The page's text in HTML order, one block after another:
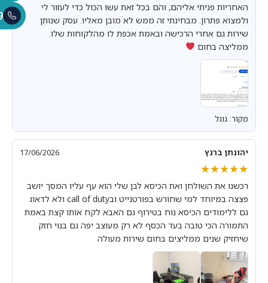
האחריות פניתי אליהם, והם בכל זאת עשו הכול כדי לעזור לי
ולמצוא פתרון. מבחינתי זה ממש לא מובן מאליו. עסק שנותן
שירות גם אחרי הרכישה ובאמת אכפת לו מהלקוחות שלו.
ממליצה בחום
מקור: גוגל
יהונתן ברנץ 17/06/2026
★★★★★
★★★★★
רכשנו את השולחן ואת הכיסא לבן שלי הוא עף עליו המסך יושב
פצצה במיוחד למי שחורש בפורטנייט ובcall of duty ולא לדאוג
גם ללימודים הכיסא נוח בטירוף גם האבא לקח אותו קצת באמת
התמורה הכי טובה בעד הכסף לא רק מעוצב יפה גם בנוי חזק
שיחזיק שנים ממליצים בחום שירות מעולה